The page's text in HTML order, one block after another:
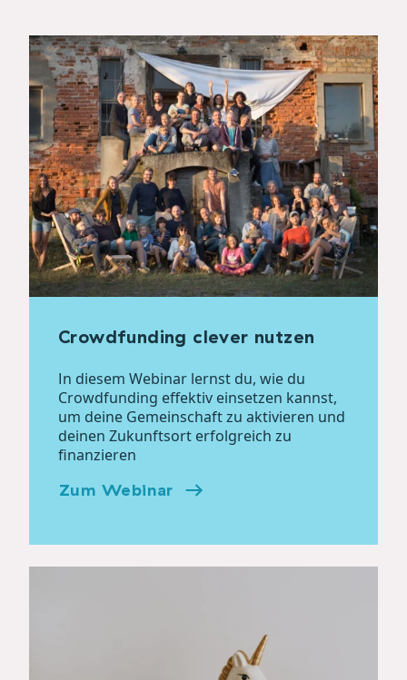
Crowdfunding clever nutzen
In diesem Webinar lernst du, wie du
Crowdfunding effektiv einsetzen kannst,
um deine Gemeinschaft zu aktivieren und
deinen Zukunftsort erfolgreich zu
finanzieren
Zum Webinar